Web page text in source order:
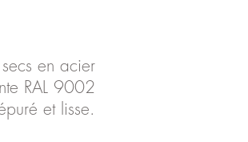
en acier
RAL 9002
et lisse.